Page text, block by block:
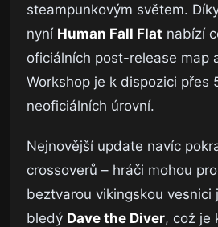
steampunkovým světem.
nyní Human Fall Flat nabízí
oficiálních post-release map
Workshop je k dispozici přes
neoficiálních úrovní.
Nejnovější update navíc
crossoverů – hráči mohou
beztvarou vikingskou vesnici
bledý Dave the Diver, což je